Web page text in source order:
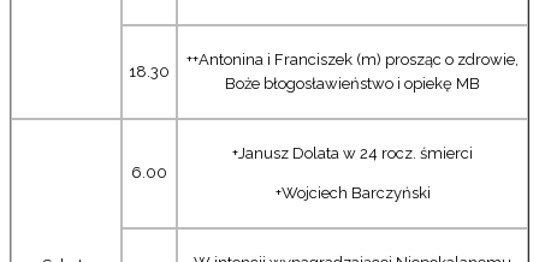
18.30
++Antonina i Franciszek (m) prosząc o zdrowie,
Boże błogosławieństwo i opiekę MB
6.00
+Janusz Dolata w 24 rocz. śmierci
+Wojciech Barczyński